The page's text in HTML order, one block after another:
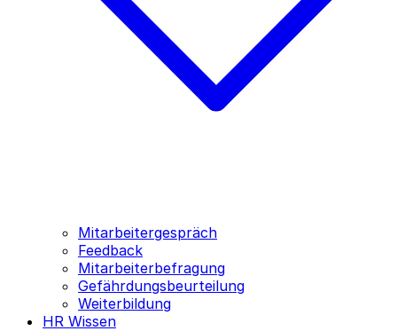
Mitarbeitergespräch
Feedback
Mitarbeiterbefragung
Gefährdungsbeurteilung
Weiterbildung
HR Wissen